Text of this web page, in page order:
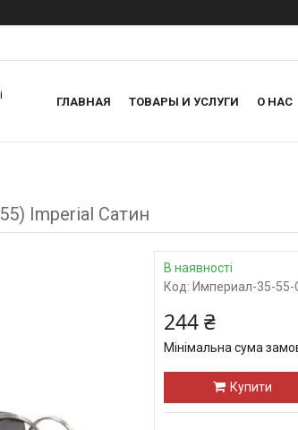
ГЛАВНАЯ ТОВАРЫ И УСЛУГИ О НАС
Imperial Сатин
В наявності
Код: Империал-35-55-
244 ₴
Мінімальна сума
Купити